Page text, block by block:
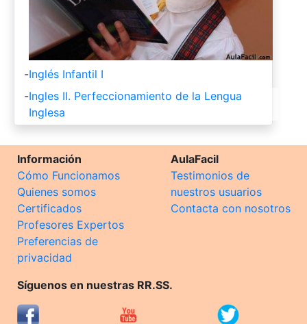
-Inglés Infantil I
-Ingles II. Perfeccionamiento de la Lengua
Inglesa
Información
Cómo Funcionamos
Quienes somos
Certificados
Profesores Expertos
Preferencias de
privacidad
AulaFacil
Testimonios de
nuestros usuarios
Contacta con nosotros
Síguenos en nuestras RR.SS.